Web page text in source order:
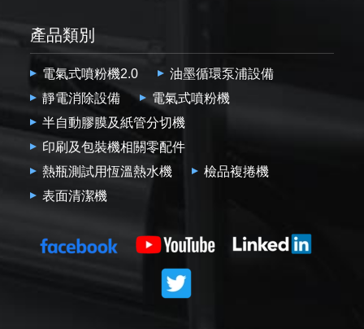
產品類別
電氣式噴粉機2.0
油墨循環泵浦設備
靜電消除設備
電氣式噴粉機
半自動膠膜及紙管分切機
印刷及包裝機相關零配件
熱瓶測試用恆溫熱水機
檢品複捲機
表面清潔機